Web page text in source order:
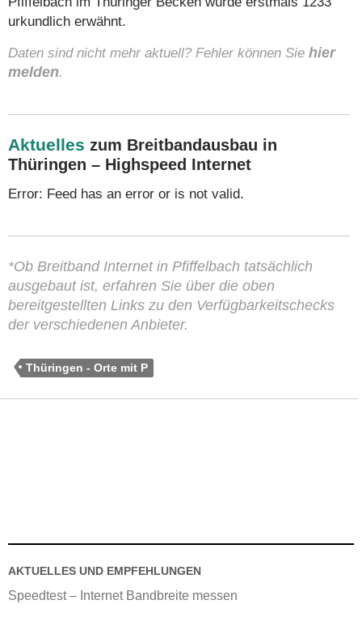
urkundlich erwähnt.
Daten sind nicht mehr aktuell? Fehler können Sie hier
melden.
Aktuelles zum Breitbandausbau in
Thüringen – Highspeed Internet
Error: Feed has an error or is not valid.
*Ob Breitband Internet in Pfiffelbach tatsächlich
ausgebaut ist, erfahren Sie über die oben
bereitgestellten Links zu den Verfügbarkeitschecks
der verschiedenen Anbieter.
Thüringen - Orte mit P
AKTUELLES UND EMPFEHLUNGEN
Speedtest – Internet Bandbreite messen